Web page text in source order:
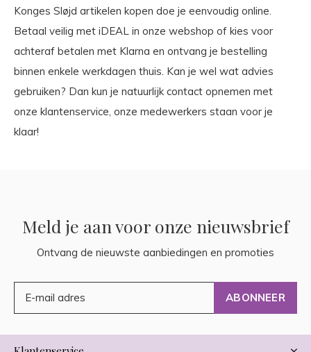
Konges Sløjd artikelen kopen doe je eenvoudig online.
Betaal veilig met iDEAL in onze webshop of kies voor
achteraf betalen met Klarna en ontvang je bestelling
binnen enkele werkdagen thuis. Kan je wel wat advies
gebruiken? Dan kun je natuurlijk contact opnemen met
onze klantenservice, onze medewerkers staan voor je
klaar!
Meld je aan voor onze nieuwsbrief
Ontvang de nieuwste aanbiedingen en promoties
ABONNEER